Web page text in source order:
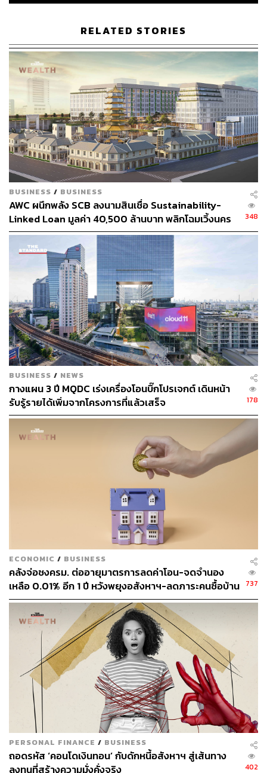
ห้อง โดยโรงแรมดัดแปลงมาจากอาคารพาณิชย์แบบดั้งเดิม
ขนาด 4 ชั้น แต่ยังไม่ได้รับการเปิดเผยว่าจะเปิดช่วงไหน
ตามข้อมูลจาก IHG Hotels & Resorts ระบุด้วยว่า ภายใต้
โครงการเวิ้งนาครเขษมจะมีร้านค้าปลีกใต้ดินที่ใหญ่ที่สุดใน
กรุงเทพฯ สถานที่ท่องเที่ยวทางประวัติศาสตร์และวัฒนธรรม
แห่งใหม่อย่างเจดีย์ทองคำ ที่กำลังอยู่ในแผนพัฒนา
ขณะที่อีกหนึ่งโรงแรมสไตล์บูติกภายใต้ข้อตกลงนี้ มีแผนจะ
เปิดให้บริการในช่วงต้นปี 2567 โดยโรงแรมตั้งอยู่ในโครงกา
รอควอทีค (Aquatique) ที่ตั้งอยู่ในพัทยา ซึ่งประกอบไปด้วย
โรงแรมที่มีห้องพักและห้องสวีท 234 ห้อง ห้างร้าน ร้าน
อาหาร และพื้นที่จัดการประชุม
“AWC ยังคงเชื่อมั่นในอุตสาหกรรมการท่องเที่ยวของ
ประเทศไทย และเดินหน้าลงทุนสร้างโครงการคุณภาพ เสริม
ความแข็งแกร่งให้กับอุตสาหกรรมการท่องเที่ยวไทย” วัลลภา
ไตรโสรัส ประธานเจ้าหน้าที่บริหารและกรรมการผู้จัดการ
ใหญ่ AWC กล่าว พร้อมเสริมว่า “การขยายความร่วมมือของ
เรากับ IHG ในครั้งนี้ นับเป็นการเพิ่มความหลากหลายให้กับ
พอร์ตด้านธุรกิจโรงแรมและการบริการของเรา ซึ่งจะ
สามารถตอบสนองต่อความต้องการของลูกค้าได้หลากหลาย
กลุ่มมากยิ่งขึ้น”
ด้าน ราจิต สุขุมารัน กรรมการบริหาร อินเตอร์คอนติเนนตัล
โฮเต็ลส์ กรุ๊ป (IHG) ประจำภูมิภาคเอเชียตะวันออกเฉียงใต้
และเกาหลี ระบุว่า ทางบริษัทมีแผนที่จะขยายพอร์ตโฟลิโอใน
ประเทศไทยเพิ่มขึ้นอีกเป็น 2 เท่าตัว ในอีก 3-5 ปีข้างหน้า
ปัจจุบัน IHG Hotels & Resorts มีโรงแรมในเครือกว่า 16
แบรนด์ และเป็นเจ้าของโรงแรมจำนวนเกือบ 6,000 แห่งใน
100 ประเทศทั่วโลก และมีโครงการที่อยู่ระหว่างการพัฒนา
อีกกว่า 1,800 แห่ง ที่พร้อมเปิดให้บริการในอีก 5 ปีข้างหน้า
‘เจ้าสัวเจริญ’ เมิน AWC ขาดทุน 1.8 พันล้าน เตรียมทุ่มเ
กือบ 2 หมื่นล้าน ลุยเทกโอเวอร์โรงแรม ผุดแลนด์มาร์ก
ใหม่รอท่องเที่ยวฟื้น
ธุรกิจท่องเที่ยวคึกคัก! ต่างชาติใช้จ่ายสูง ทำราคาห้องพั
กพุ่งขึ้น 30% AWC เล็งซื้อโรงแรมในหัวเมืองหลักเสริม
พอร์ต
AWC ประกาศตั้ง ‘องค์กรการร่วมลงทุน’ มูลค่า 1.65 ห
มื่นล้านบาท ลุยธุรกิจโรงแรมตามแหล่งท่องเที่ยวไทย พ
ร้อมโชว์กำไรปี 64 โต 192%
พิสูจน์อักษร: วรรษมล สิงหโกมล
สามารถติดตาม THE STANDARD WEALTH
ผ่านแอปพลิเคชันต่างๆ ที่คุณสะดวกหรือใช้งานอยู่แล้วได้เลย
RELATED STORIES
BUSINESS / BUSINESS
AWC ผนึกพลัง SCB ลงนามสินเชื่อ Sustainability-
Linked Loan มูลค่า 40,500 ล้านบาท พลิกโฉมเวิ้งนคร
เกษมสู่มิกซ์ยูสระดับโลก
348
BUSINESS / NEWS
กางแผน 3 ปี MQDC เร่งเครื่องโอนบิ๊กโปรเจกต์ เดินหน้า
รับรู้รายได้เพิ่มจากโครงการที่แล้วเสร็จ
178
ECONOMIC / BUSINESS
คลังจ่อชงครม. ต่ออายุมาตรการลดค่าโอน-จดจำนอง
เหลือ 0.01% อีก 1 ปี หวังพยุงอสังหาฯ-ลดภาระคนซื้อบ้าน
737
PERSONAL FINANCE / BUSINESS
ถอดรหัส ‘คอนโดเงินทอน’ กับดักหนี้อสังหาฯ สู่เส้นทาง
ลงทุนที่สร้างความมั่งคั่งจริง
402